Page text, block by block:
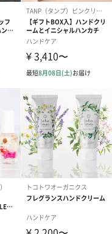
方のことを、指先まで
りの贈り物にぴったり